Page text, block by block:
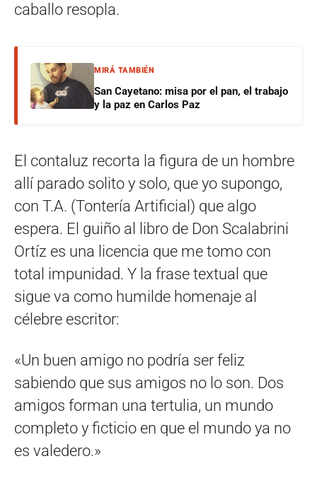
caballo resopla.
MIRÁ TAMBIÉN
San Cayetano: misa por el pan, el trabajo
y la paz en Carlos Paz
El contaluz recorta la figura de un hombre
allí parado solito y solo, que yo supongo,
con T.A. (Tontería Artificial) que algo
espera. El guiño al libro de Don Scalabrini
Ortíz es una licencia que me tomo con
total impunidad. Y la frase textual que
sigue va como humilde homenaje al
célebre escritor:
«Un buen amigo no podría ser feliz
sabiendo que sus amigos no lo son. Dos
amigos forman una tertulia, un mundo
completo y ficticio en que el mundo ya no
es valedero.»